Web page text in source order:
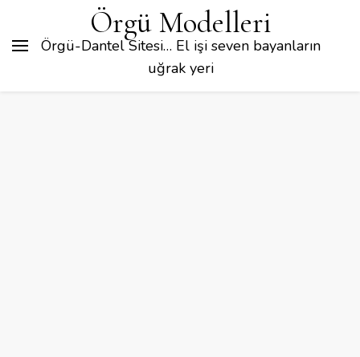
Örgü Modelleri
Örgü-Dantel Sitesi… El işi seven bayanların
uğrak yeri